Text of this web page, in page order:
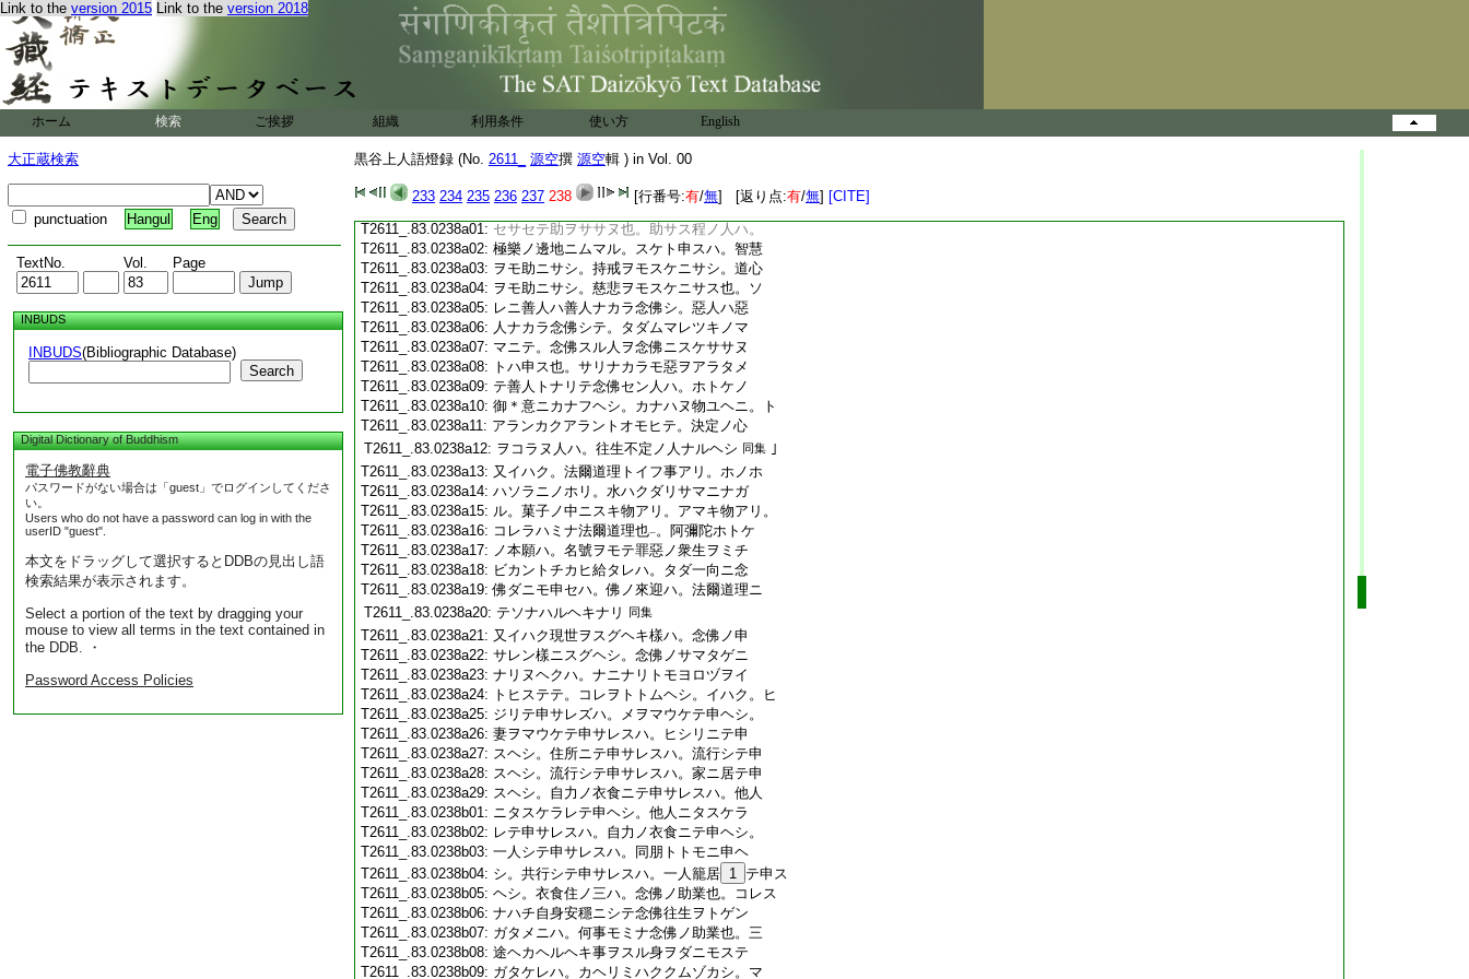
Link to the version 2015 Link to the version 2018
ホーム 検索 ご挨拶 組織 利用条件 使い方 English
大正蔵検索
punctuation Hangul Eng
TextNo. Vol. Page
INBUDS
INBUDS(Bibliographic Database)
Search
Digital Dictionary of Buddhism
電子佛教辭典
パスワードがない場合は「guest」でログインしてくださ
い。
Users who do not have a password can log in with the
userID "guest".
本文をドラッグして選択するとDDBの見出し語
検索結果が表示されます。
Select a portion of the text by dragging your
mouse to view all terms in the text contained in
the DDB. ・
Password Access Policies
黒谷上人語燈録 (No. 2611_ 源空撰 源空輯 ) in Vol. 00
233 234 235 236 237 238 [行番号:有/無] [返り点:有/無] [CITE]
T2611_.83.0237c19:ル道理ヲ心エンガタメ也。サレバ念佛往
T2611_.83.0237c20:生ノ義ヲ。フカクモ。カタクモ申サン人ハ。
T2611_.83.0237c21: ツヤツヤ本願ノ義ヲシラザル人ト心得ヘ
T2611_.83.0237c22:シ。源空ガ身モ。撿校別當トモガ位ニテソ
往生ハセンスル。モトノ法然房ニテハ往
生ハエセジ。サレハトシコロナラヒアツ
T2611_.83.0237c25:メタル智慧ハ。往生ノタメニハ要ニモタ
T2611_.83.0237c27:ハ。カクノコトクシリタルハハカリナキ
T2611_.83.0237c28: 事也
又イハク。本願ノ念佛ニハ。ヒトリダチヲ
T2611_.83.0238a01: セサセテ助ヲササヌ也。助サス程ノ人ハ。
T2611_.83.0238a02: 極樂ノ邊地ニムマル。スケト申スハ。智慧
T2611_.83.0238a03: ヲモ助ニサシ。持戒ヲモスケニサシ。道心
T2611_.83.0238a04: ヲモ助ニサシ。慈悲ヲモスケニサス也。ソ
T2611_.83.0238a05: レニ善人ハ善人ナカラ念佛シ。惡人ハ惡
T2611_.83.0238a06: 人ナカラ念佛シテ。タダムマレツキノマ
T2611_.83.0238a07: マニテ。念佛スル人ヲ念佛ニスケササヌ
T2611_.83.0238a08: トハ申ス也。サリナカラモ惡ヲアラタメ
T2611_.83.0238a09: テ善人トナリテ念佛セン人ハ。ホトケノ
T2611_.83.0238a10: 御＊意ニカナフヘシ。カナハヌ物ユヘニ。ト
T2611_.83.0238a11: アランカクアラントオモヒテ。決定ノ心
T2611_.83.0238a12: ヲコラヌ人ハ。往生不定ノ人ナルヘシ 同集 ｣
T2611_.83.0238a13: 又イハク。法爾道理トイフ事アリ。ホノホ
T2611_.83.0238a14: ハソラニノホリ。水ハクダリサマニナガ
T2611_.83.0238a15: ル。菓子ノ中ニスキ物アリ。アマキ物アリ。
T2611_.83.0238a16: コレラハミナ法爾道理也一。阿彌陀ホトケ
T2611_.83.0238a17: ノ本願ハ。名號ヲモテ罪惡ノ衆生ヲミチ
T2611_.83.0238a18: ビカントチカヒ給タレハ。タダ一向ニ念
T2611_.83.0238a19:佛ダニモ申セハ。佛ノ來迎ハ。法爾道理ニ
T2611_.83.0238a20: テソナハルヘキナリ 同集
T2611_.83.0238a21: 又イハク現世ヲスグヘキ樣ハ。念佛ノ申
T2611_.83.0238a22: サレン樣ニスグヘシ。念佛ノサマタゲニ
T2611_.83.0238a23: ナリヌヘクハ。ナニナリトモヨロヅヲイ
T2611_.83.0238a24: トヒステテ。コレヲトトムヘシ。イハク。ヒ
T2611_.83.0238a25: ジリテ申サレズハ。メヲマウケテ申ヘシ。
T2611_.83.0238a26: 妻ヲマウケテ申サレスハ。ヒシリニテ申
T2611_.83.0238a27: スヘシ。住所ニテ申サレスハ。流行シテ申
T2611_.83.0238a28: スヘシ。流行シテ申サレスハ。家ニ居テ申
T2611_.83.0238a29: スヘシ。自力ノ衣食ニテ申サレスハ。他人
T2611_.83.0238b01: ニタスケラレテ申ヘシ。他人ニタスケラ
T2611_.83.0238b02: レテ申サレスハ。自力ノ衣食ニテ申ヘシ。
T2611_.83.0238b03: 一人シテ申サレスハ。同朋トトモニ申ヘ
T2611_.83.0238b04: シ。共行シテ申サレスハ。一人籠居 1 テ申ス
T2611_.83.0238b05: ヘシ。衣食住ノ三ハ。念佛ノ助業也。コレス
T2611_.83.0238b06: ナハチ自身安穩ニシテ念佛往生ヲトゲン
T2611_.83.0238b07: ガタメニハ。何事モミナ念佛ノ助業也。三
T2611_.83.0238b08: 途ヘカヘルヘキ事ヲスル身ヲダニモステ
T2611_.83.0238b09: ガタケレハ。カヘリミハククムゾカシ。マ